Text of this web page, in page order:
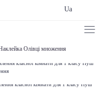
Ua
Олівці множення